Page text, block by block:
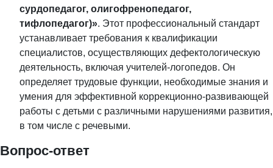
сурдопедагог, олигофренопедагог,
тифлопедагог)». Этот профессиональный стандарт
устанавливает требования к квалификации
специалистов, осуществляющих дефектологическую
деятельность, включая учителей-логопедов. Он
определяет трудовые функции, необходимые знания и
умения для эффективной коррекционно-развивающей
работы с детьми с различными нарушениями развития,
в том числе с речевыми.
Вопрос-ответ